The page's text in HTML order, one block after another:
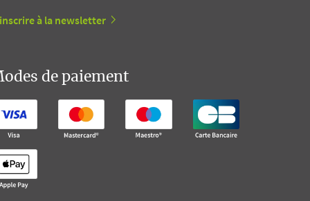
à la newsletter
de paiement